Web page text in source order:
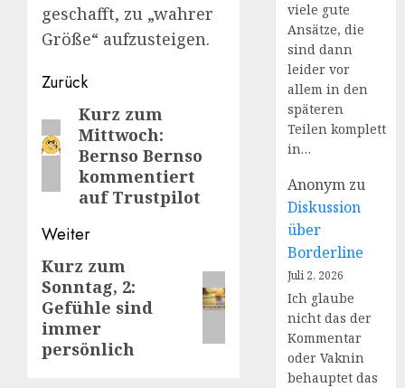
geschafft, zu „wahrer
Größe“ aufzusteigen.
Beitragsnavigation
Zurück
Vorheriger
Beitrag:
Kurz zum
Mittwoch:
Bernso Bernso
kommentiert
auf Trustpilot
Weiter
Nächster
Beitrag:
Kurz zum
Sonntag, 2:
Gefühle sind
immer
persönlich
viele gute
Ansätze, die
sind dann
leider vor
allem in den
späteren
Teilen komplett
in…
Anonym zu
Diskussion
über
Borderline
Juli 2, 2026
Ich glaube
nicht das der
Kommentar
oder Vaknin
behauptet das